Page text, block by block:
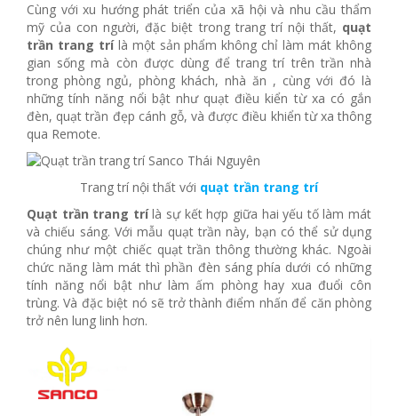
Cùng với xu hướng phát triển của xã hội và nhu cầu thẩm
mỹ của con người, đặc biệt trong trang trí nội thất, quạt
trần trang trílà một sản phẩm không chỉ làm mát không
gian sống mà còn được dùng để trang trí trên trần nhà
trong phòng ngủ, phòng khách, nhà ăn , cùng với đó là
những tính năng nổi bật như quạt điều kiển từ xa có gắn
đèn, quạt trần đẹp cánh gỗ, và được điều khiển từ xa thông
qua Remote.
Trang trí nội thất với quạt trần trang trí
Quạt trần trang trílà sự kết hợp giữa hai yếu tố làm mát
và chiếu sáng. Với mẫu quạt trần này, bạn có thể sử dụng
chúng như một chiếc quạt trần thông thường khác. Ngoài
chức năng làm mát thì phần đèn sáng phía dưới có những
tính năng nổi bật như làm ấm phòng hay xua đuổi côn
trùng. Và đặc biệt nó sẽ trở thành điểm nhấn để căn phòng
trở nên lung linh hơn.